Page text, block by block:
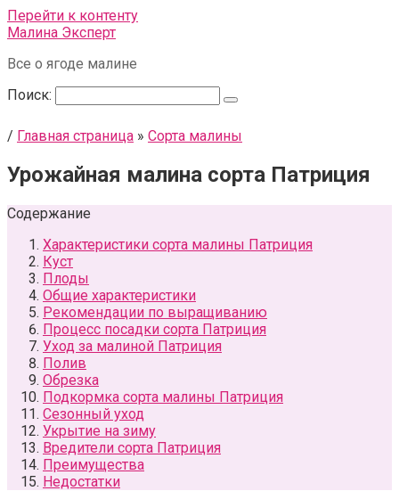
Перейти к контенту
Малина Эксперт
Все о ягоде малине
Поиск:
/ Главная страница » Сорта малины
Урожайная малина сорта Патриция
Содержание
Характеристики сорта малины Патриция
Куст
Плоды
Общие характеристики
Рекомендации по выращиванию
Процесс посадки сорта Патриция
Уход за малиной Патриция
Полив
Обрезка
Подкормка сорта малины Патриция
Сезонный уход
Укрытие на зиму
Вредители сорта Патриция
Преимущества
Недостатки